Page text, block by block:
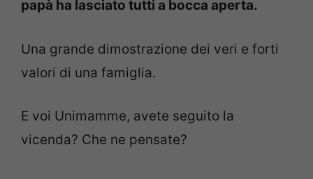
papà ha lasciato tutti a bocca aperta.
Una grande dimostrazione dei veri e forti
valori di una famiglia.
E voi Unimamme, avete seguito la
vicenda? Che ne pensate?